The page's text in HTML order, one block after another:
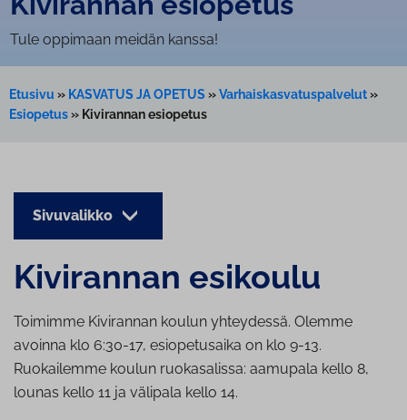
Tule oppimaan meidän kanssa!
Etusivu » KASVATUS JA OPETUS »Varhaiskasvatuspalvelut»
Esiopetus» Kivirannan esiopetus
Sivuvalikko
Kivirannan esikoulu
Toimimme Kivirannan koulun yhteydessä. Olemme
avoinna klo 6:30-17, esiopetusaika on klo 9-13.
Ruokailemme koulun ruokasalissa: aamupala kello 8,
lounas kello 11 ja välipala kello 14.